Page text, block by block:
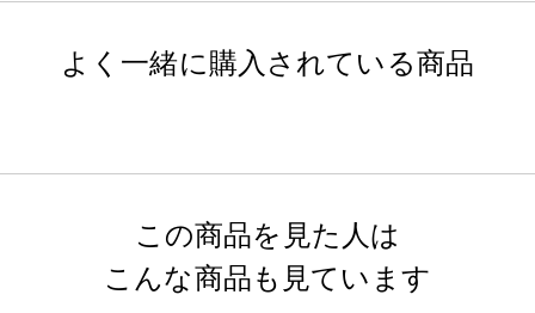
よく一緒に購入されている商品
この商品を見た人は
こんな商品も見ています